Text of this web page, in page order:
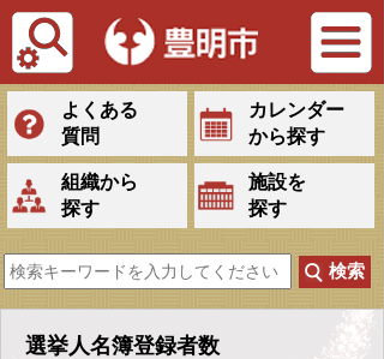
Tiếng Việt
よくある
質問
カレンダー
から探す
組織から
探す
施設を
探す
選挙人名簿登録者数